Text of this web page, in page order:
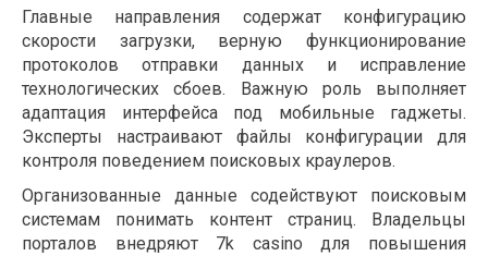
Главные направления содержат конфигурацию
скорости загрузки, верную функционирование
протоколов отправки данных и исправление
технологических сбоев. Важную роль выполняет
адаптация интерфейса под мобильные гаджеты.
Эксперты настраивают файлы конфигурации для
контроля поведением поисковых краулеров.
Организованные данные содействуют поисковым
системам понимать контент страниц. Владельцы
порталов внедряют 7k casino для повышения